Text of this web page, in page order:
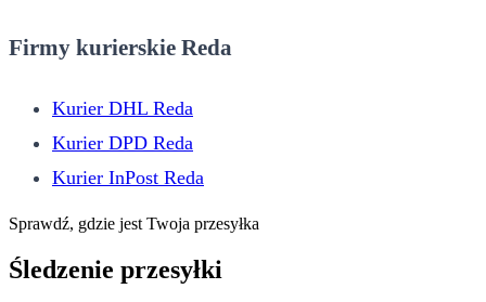
Firmy kurierskie Reda
Kurier DHL Reda
Kurier DPD Reda
Kurier InPost Reda
Sprawdź, gdzie jest Twoja przesyłka
Śledzenie przesyłki